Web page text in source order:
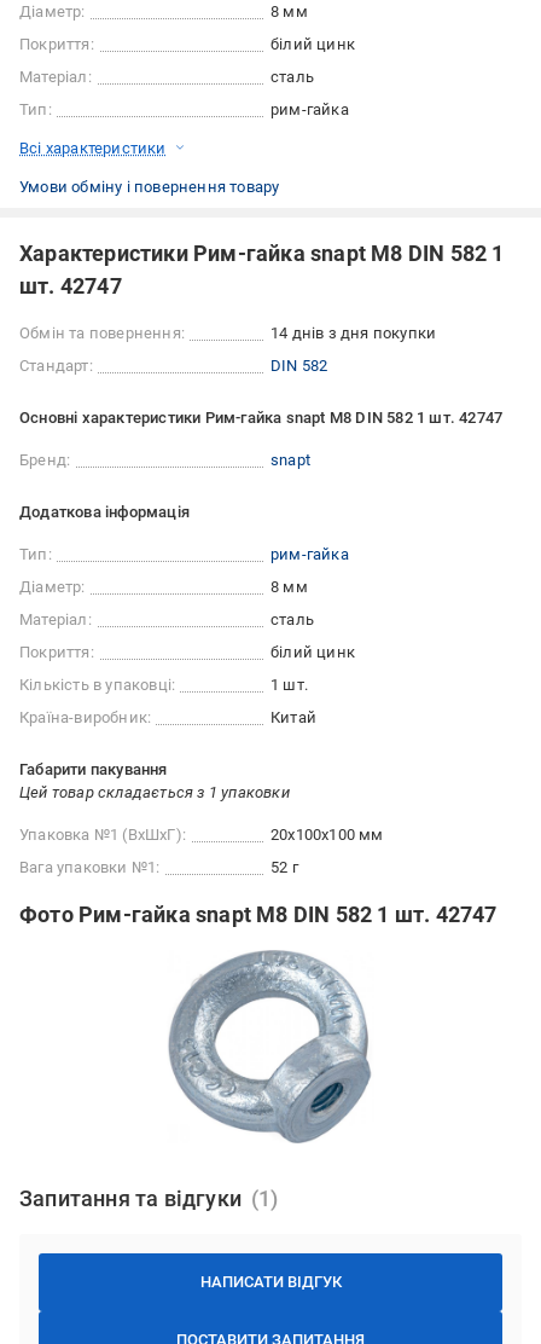
Діаметр:
8 мм
Покриття:
білий цинк
Матеріал:
сталь
Тип:
рим-гайка
Всі характеристики
Умови обміну і повернення товару
Характеристики Рим-гайка snapt M8 DIN 582 1
шт. 42747
Обмін та повернення:
14 днів з дня покупки
Стандарт:
DIN 582
Основні характеристики Рим-гайка snapt M8 DIN 582 1 шт. 42747
Бренд: snapt
Додаткова інформація
Тип:
рим-гайка
Діаметр:
8 мм
Матеріал:
сталь
Покриття:
білий цинк
Кількість в упаковці:
1 шт.
Країна-виробник:
Китай
Габарити пакування
Цей товар складається з 1 упаковки
Упаковка №1 (ВхШхГ):
20x100x100 мм
Вага упаковки №1:
52 г
Фото Рим-гайка snapt M8 DIN 582 1 шт. 42747
Запитання та відгуки
НАПИСАТИ ВІДГУК
ПОСТАВИТИ ЗАПИТАННЯ